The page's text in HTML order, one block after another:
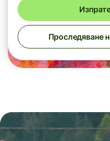
Проследяване